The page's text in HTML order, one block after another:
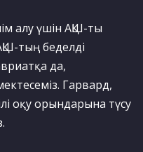
алу үшін АҚШ-ты
тың беделді
да,
Гарвард,
оқу орындарына түсу